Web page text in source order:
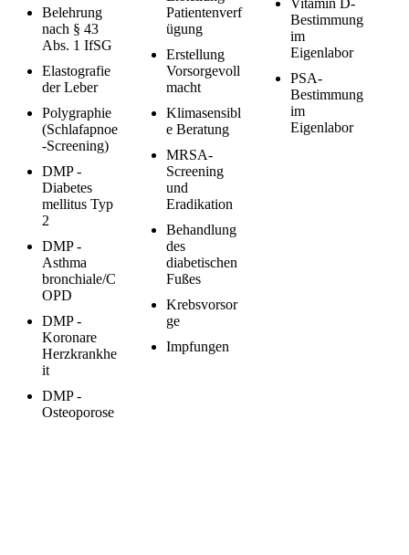
Belehrung
nach § 43
Abs. 1 IfSG
Elastografie
der Leber
Polygraphie
(Schlafapnoe
-Screening)
DMP -
Diabetes
mellitus Typ
2
DMP -
Asthma
bronchiale/C
OPD
DMP -
Koronare
Herzkrankhe
it
DMP -
Osteoporose
Patientenverf
ügung
Erstellung
Vorsorgevoll
macht
Klimasensibl
e Beratung
MRSA-
Screening
und
Eradikation
Behandlung
des
diabetischen
Fußes
Krebsvorsor
ge
Impfungen
Vitamin D-
Bestimmung
im
Eigenlabor
PSA-
Bestimmung
im
Eigenlabor